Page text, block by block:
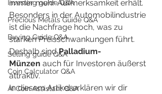
Investing guide Q&A
Precious Metals Guide Q&A
Buying Guide Q&A
Selling guide Q&A
Coin Calculator Q&A
AI Coin Assistant Q&A
immer mehr Aufmerksamkeit erhält.
Besonders in der Automobilindustrie
ist die Nachfrage hoch, was zu
starken Preisschwankungen führt.
Deshalb sind Palladium-
Münzen auch für Investoren äußerst
attraktiv.
In diesem Artikel erklären wir dir